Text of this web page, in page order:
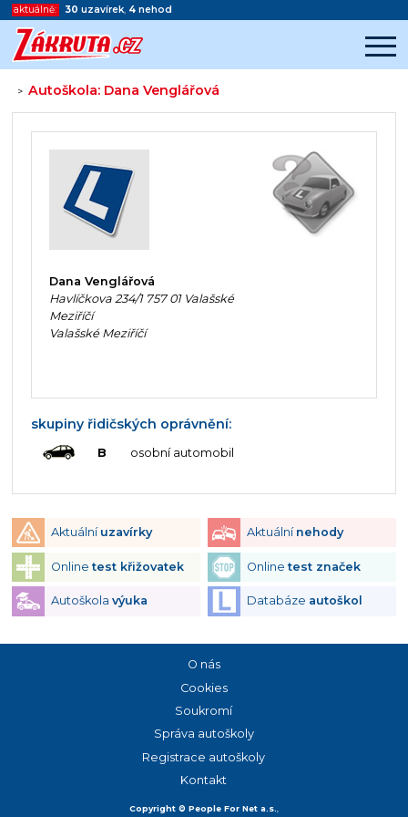
aktuálně: 30 uzavírek, 4 nehod
>Autoškola: Dana Venglářová
Začátek reklamy
Konec reklamy
Dana Venglářová
Havlíčkova 234/1 757 01 Valašské
Meziříčí
Valašské Meziříčí
skupiny řidičských oprávnění:
B osobní automobil
Aktuální uzavírky Aktuální nehody
Onlinetest křižovatek Onlinetest značek
Autoškola výuka Databáze autoškol
Copyright © People For Net a.s.,
O nás
Cookies
Soukromí
Správa autoškoly
Registrace autoškoly
Kontakt